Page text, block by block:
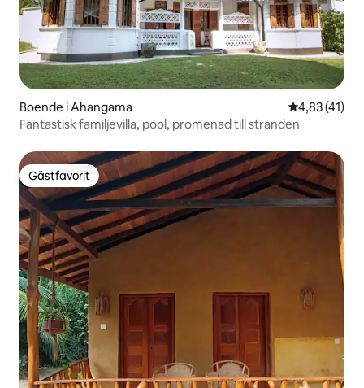
Boende i Ahangama 4,83 av 5 i
4,83 (41)
Fantastisk familjevilla, pool, promenad till stranden
Gästfavorit
Gästfavorit